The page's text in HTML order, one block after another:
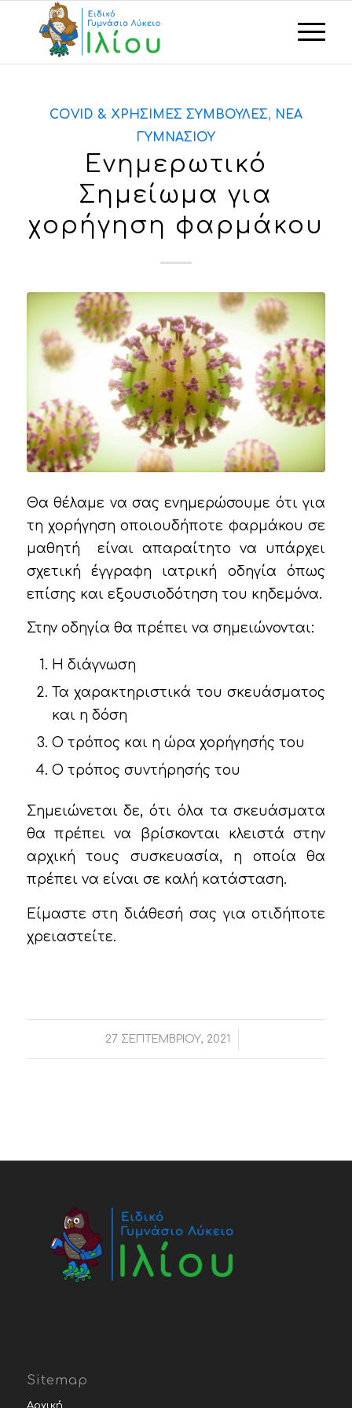
COVID & ΧΡΉΣΙΜΕΣ ΣΥΜΒΟΥΛΈΣ, ΝΈΑ
ΓΥΜΝΑΣΊΟΥ
Ενημερωτικό
Σημείωμα για
χορήγηση φαρμάκου
Θα θέλαμε να σας ενημερώσουμε ότι για
τη χορήγηση οποιουδήποτε φαρμάκου σε
μαθητή είναι απαραίτητο να υπάρχει
σχετική έγγραφη ιατρική οδηγία όπως
επίσης και εξουσιοδότηση του κηδεμόνα.
Στην οδηγία θα πρέπει να σημειώνονται:
Η διάγνωση
Τα χαρακτηριστικά του σκευάσματος
και η δόση
Ο τρόπος και η ώρα χορήγησής του
Ο τρόπος συντήρησής του
Σημειώνεται δε, ότι όλα τα σκευάσματα
θα πρέπει να βρίσκονται κλειστά στην
αρχική τους συσκευασία, η οποία θα
πρέπει να είναι σε καλή κατάσταση.
Είμαστε στη διάθεσή σας για οτιδήποτε
χρειαστείτε.
27 ΣΕΠΤΕΜΒΡΊΟΥ, 2021
/
Sitemap
Αρχική